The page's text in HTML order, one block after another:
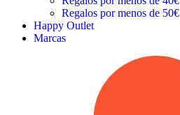
Regalos por menos de 50€
Happy Outlet
Marcas